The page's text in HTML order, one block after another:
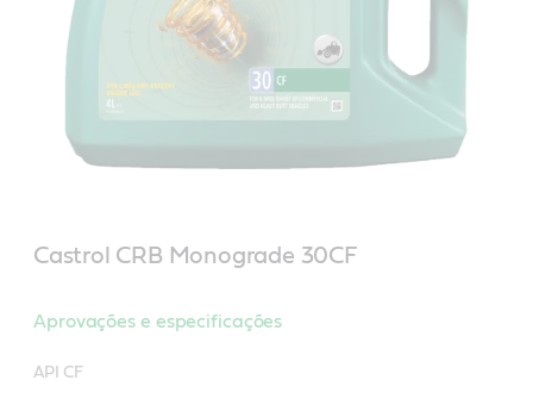
Castrol CRB Monograde 30CF
Aprovações e especificações
API CF